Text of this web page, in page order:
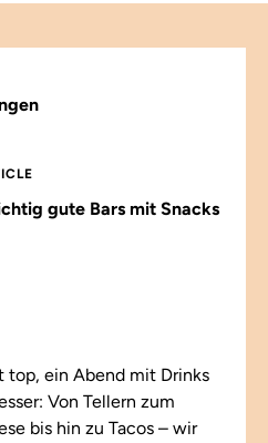
gute Bars mit Snacks
top, ein Abend mit Drinks
Von Tellern zum
bis hin zu Tacos – wir